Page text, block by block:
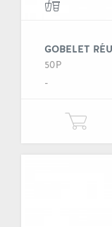
GOBELET
50P
-